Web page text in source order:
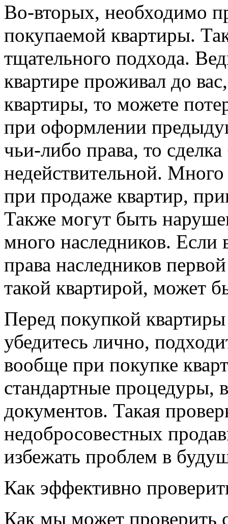
Во-вторых, необходимо
покупаемой квартиры.
тщательного подхода.
квартире проживал до
квартиры, то можете
при оформлении
чьи-либо права, то сделка
недействительной.
при продаже квартир,
Также могут быть
много наследников. Если
права наследников
такой квартирой, может
Перед покупкой
убедитесь лично,
вообще при покупке
стандартные процедуры,
документов. Такая
недобросовестных
избежать проблем в
Как эффективно
Как мы может проверить